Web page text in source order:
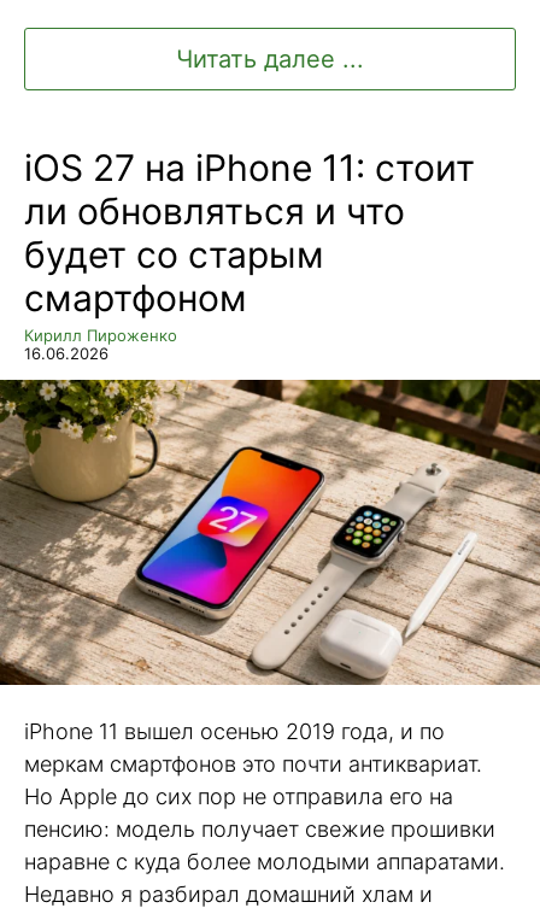
Читать далее ...
iOS 27 на iPhone 11: стоит
ли обновляться и что
будет со старым
смартфоном
Кирилл Пироженко
16.06.2026
iPhone 11 вышел осенью 2019 года, и по
меркам смартфонов это почти антиквариат.
Но Apple до сих пор не отправила его на
пенсию: модель получает свежие прошивки
наравне с куда более молодыми аппаратами.
Недавно я разбирал домашний хлам и